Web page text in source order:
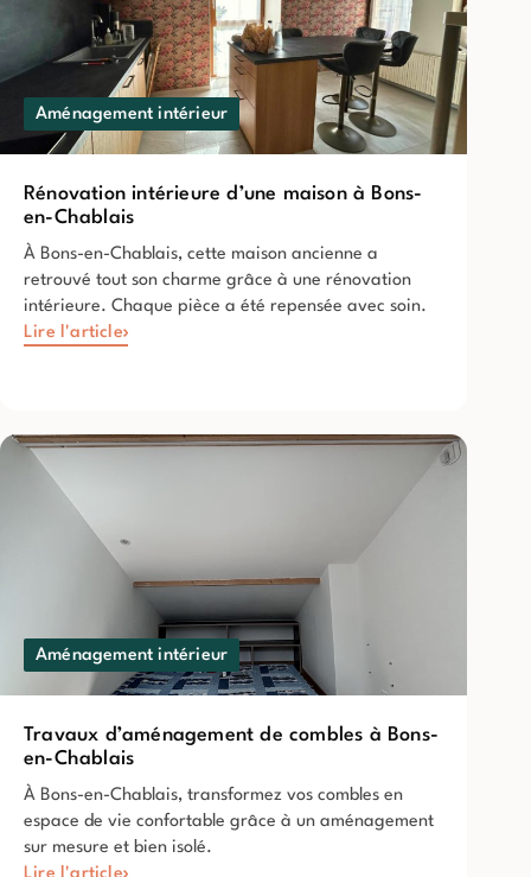
Aménagement intérieur
Rénovation intérieure d’une maison à Bons-
en-Chablais
À Bons-en-Chablais, cette maison ancienne a
retrouvé tout son charme grâce à une rénovation
intérieure. Chaque pièce a été repensée avec soin.
Lire l'article
Aménagement intérieur
Travaux d’aménagement de combles à Bons-
en-Chablais
À Bons-en-Chablais, transformez vos combles en
espace de vie confortable grâce à un aménagement
sur mesure et bien isolé.